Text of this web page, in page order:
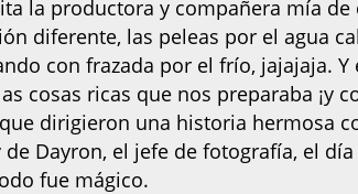
la productora y compañera mía
diferente, las peleas por el agua
con frazada por el frío, jajajaja.
cosas ricas que nos preparaba ¡y
dirigieron una historia hermosa
de Dayron, el jefe de fotografía, el
fue mágico.